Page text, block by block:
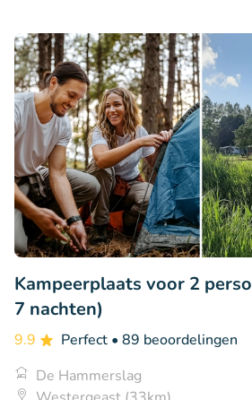
Kampeerplaats voor 2
7 nachten)
9.9 Perfect • 89 beoordelingen
De Hammerslag